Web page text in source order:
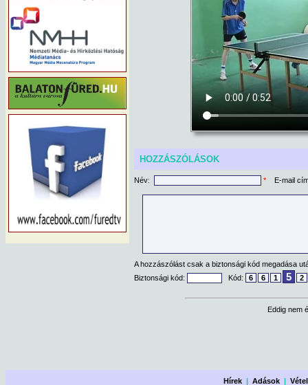
HOZZÁSZÓLÁSOK
Név: * E-mail
A hozzászólást csak a biztonsági kód megadása
Biztonsági kód:
Kód: 6 6 1 5 2
Eddig nem
Hírek |Adások |